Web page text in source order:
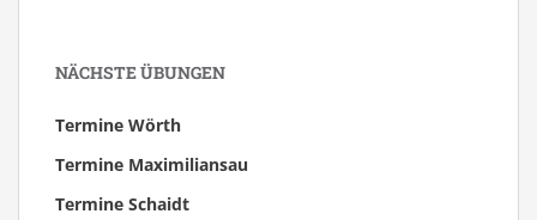
NÄCHSTE ÜBUNGEN
Termine Wörth
Termine Maximiliansau
Termine Schaidt